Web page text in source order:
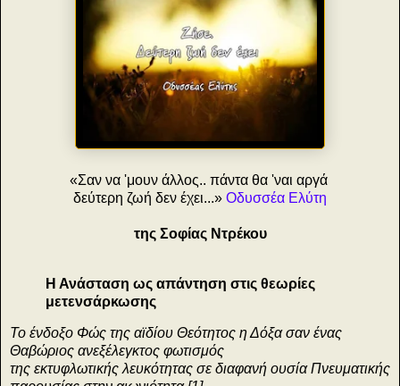
«Σαν να 'μουν άλλος.. πάντα θα 'ναι αργά
δεύτερη ζωή δεν έχει...» Οδυσσέα Ελύτη
της Σοφίας Ντρέκου
Η Ανάσταση ως απάντηση στις θεωρίες
μετενσάρκωσης
Το ένδοξο Φώς της αϊδίου Θεότητος η Δόξα σαν ένας
Θαβώριος ανεξέλεγκτος φωτισμός
της εκτυφλωτικής λευκότητας σε διαφανή ουσία Πνευματικής